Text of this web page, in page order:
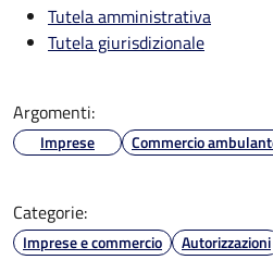
Tutela amministrativa
Tutela giurisdizionale
Argomenti:
Imprese Commercio
Categorie:
Imprese e commercio Autorizzazioni